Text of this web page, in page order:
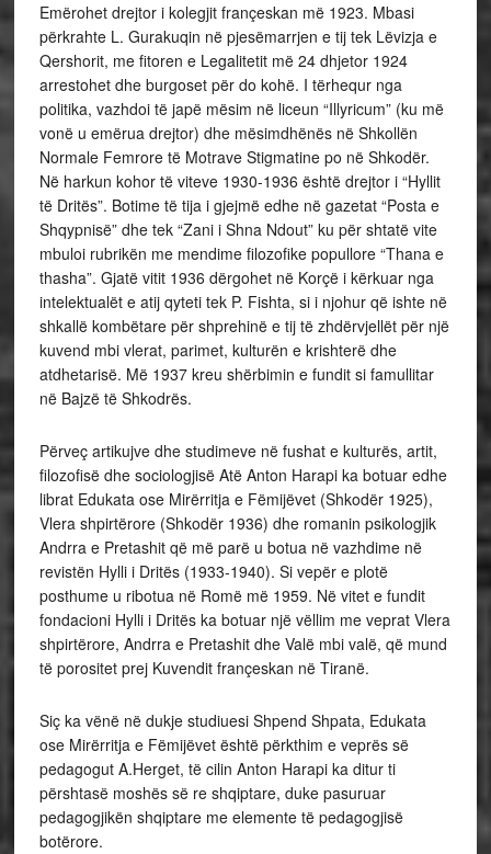
Emërohet drejtor i kolegjit françeskan më 1923. Mbasi
përkrahte L. Gurakuqin në pjesëmarrjen e tij tek Lëvizja e
Qershorit, me fitoren e Legalitetit më 24 dhjetor 1924
arrestohet dhe burgoset për do kohë. I tërhequr nga
politika, vazhdoi të japë mësim në liceun “Illyricum” (ku më
vonë u emërua drejtor) dhe mësimdhënës në Shkollën
Normale Femrore të Motrave Stigmatine po në Shkodër.
Në harkun kohor të viteve 1930-1936 është drejtor i “Hyllit
të Dritës”. Botime të tija i gjejmë edhe në gazetat “Posta e
Shqypnisë” dhe tek “Zani i Shna Ndout” ku për shtatë vite
mbuloi rubrikën me mendime filozofike popullore “Thana e
thasha”. Gjatë vitit 1936 dërgohet në Korçë i kërkuar nga
intelektualët e atij qyteti tek P. Fishta, si i njohur që ishte në
shkallë kombëtare për shprehinë e tij të zhdërvjellët për një
kuvend mbi vlerat, parimet, kulturën e krishterë dhe
atdhetarisë. Më 1937 kreu shërbimin e fundit si famullitar
në Bajzë të Shkodrës.
Përveç artikujve dhe studimeve në fushat e kulturës, artit,
filozofisë dhe sociologjisë Atë Anton Harapi ka botuar edhe
librat Edukata ose Mirërritja e Fëmijëvet (Shkodër 1925),
Vlera shpirtërore (Shkodër 1936) dhe romanin psikologjik
Andrra e Pretashit që më parë u botua në vazhdime në
revistën Hylli i Dritës (1933-1940). Si vepër e plotë
posthume u ribotua në Romë më 1959. Në vitet e fundit
fondacioni Hylli i Dritës ka botuar një vëllim me veprat Vlera
shpirtërore, Andrra e Pretashit dhe Valë mbi valë, që mund
të porositet prej Kuvendit françeskan në Tiranë.
Siç ka vënë në dukje studiuesi Shpend Shpata, Edukata
ose Mirërritja e Fëmijëvet është përkthim e veprës së
pedagogut A.Herget, të cilin Anton Harapi ka ditur ti
përshtasë moshës së re shqiptare, duke pasuruar
pedagogjikën shqiptare me elemente të pedagogjisë
botërore.